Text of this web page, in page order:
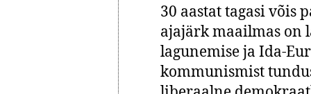
30 aastat tagasi võis
ajajärk maailmas on
lagunemise ja Ida-
kommunismist